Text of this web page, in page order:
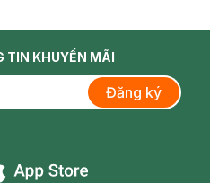
TIN KHUYẾN MÃI
Đăng ký